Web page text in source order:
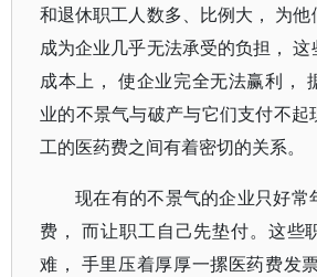
和退休职工人数多、比例大， 为
成为企业几乎无法承受的负担，
成本上， 使企业完全无法赢利，
业的不景气与破产与它们支付不起
工的医药费之间有着密切的关系。
现在有的不景气的企业只好常
费， 而让职工自己先垫付。这些
难， 手里压着厚厚一摞医药费发